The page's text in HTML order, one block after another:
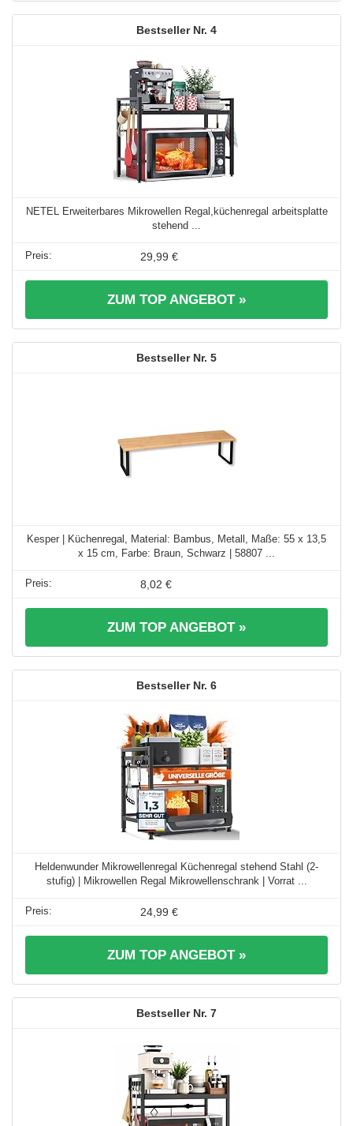
4
NETEL Erweiterbares Mikrowellen Regal,küchenregal arbeitsplatte
stehend ...
29,99 €
ZUM TOP ANGEBOT »
5
Kesper | Küchenregal, Material: Bambus, Metall, Maße: 55 x 13,5
x 15 cm, Farbe: Braun, Schwarz | 58807 ...
8,02 €
ZUM TOP ANGEBOT »
6
Heldenwunder Mikrowellenregal Küchenregal stehend Stahl (2-
stufig) | Mikrowellen Regal Mikrowellenschrank | Vorrat ...
24,99 €
ZUM TOP ANGEBOT »
7